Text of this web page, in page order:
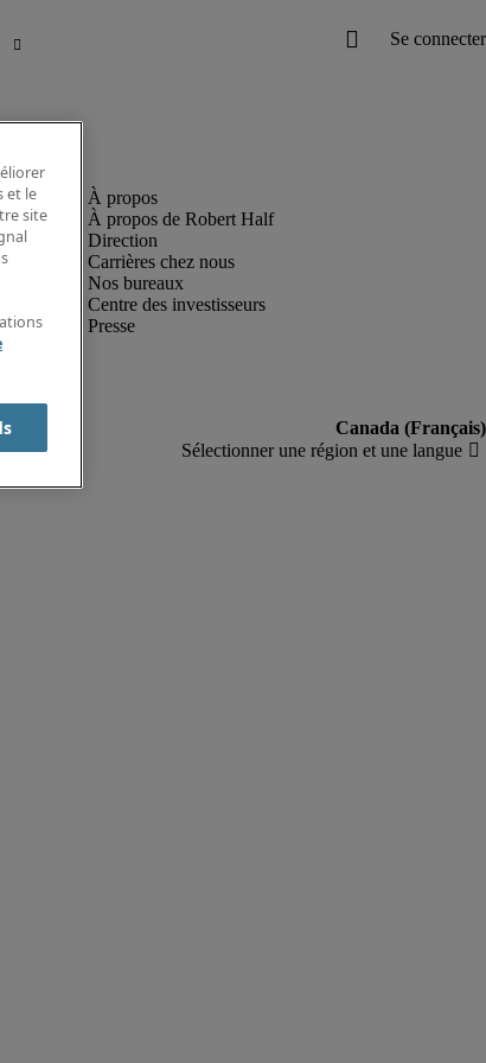
À propos de Robert Half
Direction
Carrières chez nous
Nos bureaux
Centre des investisseurs
Presse
et le
site